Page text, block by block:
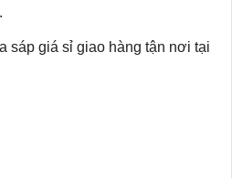
sáp giá sỉ giao hàng tận nơi tại